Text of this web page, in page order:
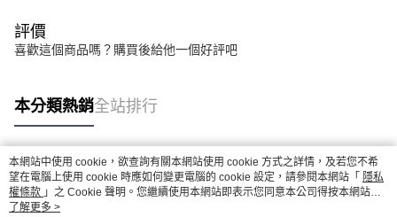
評價
喜歡這個商品嗎？購買後給他一個好評吧
本分類熱銷全站排行
熱門標籤
本網站中使用 cookie，欲查詢有關本網站使用 cookie 方式之詳情，及若您不希
望在電腦上使用 cookie 時應如何變更電腦的 cookie 設定，請參閱本網站「 隱私
權條款 」之 Cookie 聲明。您繼續使用本網站即表示您同意本公司得按本網站使
用條款之 Cookie 聲明使用 cookie。
了解更多 >